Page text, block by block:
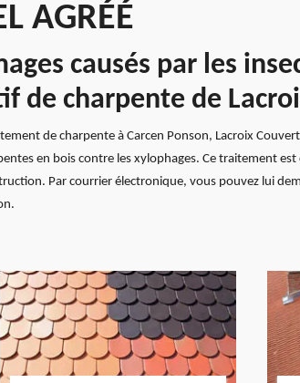
AGRÉÉ
causés par les
de charpente de
de charpente à Carcen Ponson, Lacroix
en bois contre les xylophages. Ce traitement
Par courrier électronique, vous pouvez lui